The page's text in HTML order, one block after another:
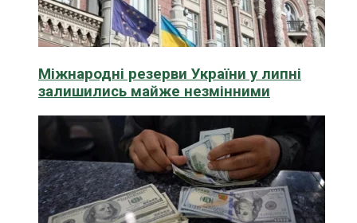
Міжнародні резерви України у липні
залишились майже незмінними